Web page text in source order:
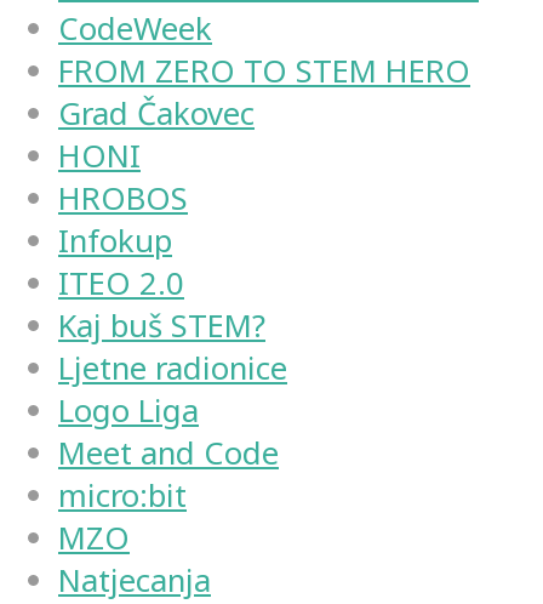
CodeWeek
FROM ZERO TO STEM HERO
Grad Čakovec
HONI
HROBOS
Infokup
ITEO 2.0
Kaj buš STEM?
Ljetne radionice
Logo Liga
Meet and Code
micro:bit
MZO
Natjecanja